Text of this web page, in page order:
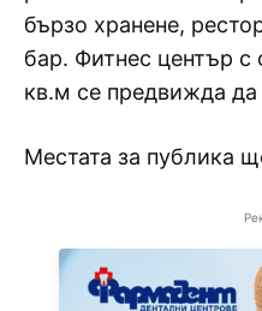
бързо хранене,
бар. Фитнес център
кв.м се предвижда да
Местата за публика